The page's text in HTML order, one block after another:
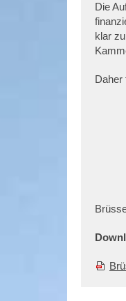
Die
klar
Daher